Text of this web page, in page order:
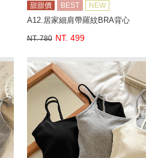
甜甜價 BEST NEW
A12.居家細肩帶羅紋BRA背心
NT. 780 NT. 499